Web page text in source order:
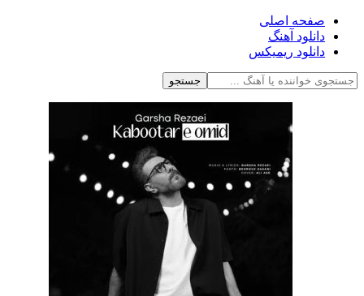
صفحه اصلی
دانلود آهنگ
دانلود ریمیکس
جستجو